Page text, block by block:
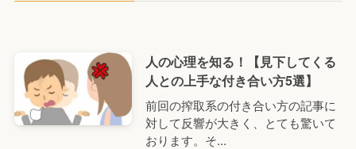
人の心理を知る！【見下してくる
人との上手な付き合い方5選】
前回の搾取系の付き合い方の記事に
対して反響が大きく、とても驚いて
おります。そ...